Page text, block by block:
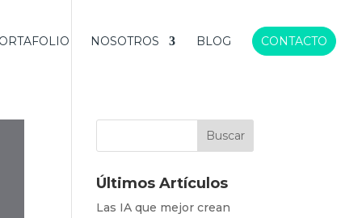
NOSOTROS BLOG CONTACTO
Últimos Artículos
Las IA que mejor crean